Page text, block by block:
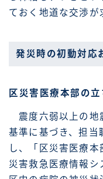
ておく地道な交渉が
発災時の初動対応
区災害医療本部の
震度六弱以上の地
基準に基づき、担当
し、「区災害医療
災害救急医療情報シ